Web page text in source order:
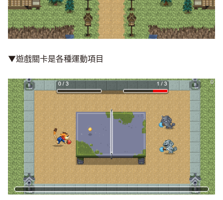
▼遊戲關卡是各種運動項目